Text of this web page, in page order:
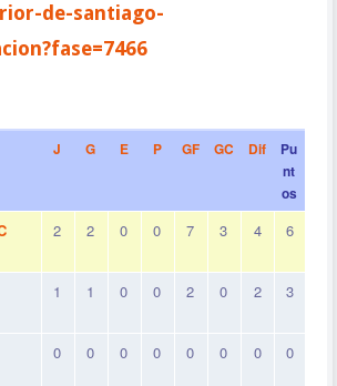
de-santiago-
J G E P GF GC Dif
Pu
nt
os
2 2 0 0 7 3 4 6
1 1 0 0 2 0 2 3
0 0 0 0 0 0 0 0